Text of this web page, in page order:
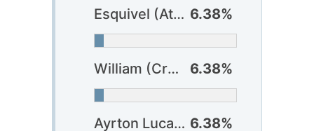
Esquivel (Athlético-PR) 6.38%
William (Cruzeiro) 6.38%
Ayrton Lucas (Flamengo) 6.38%